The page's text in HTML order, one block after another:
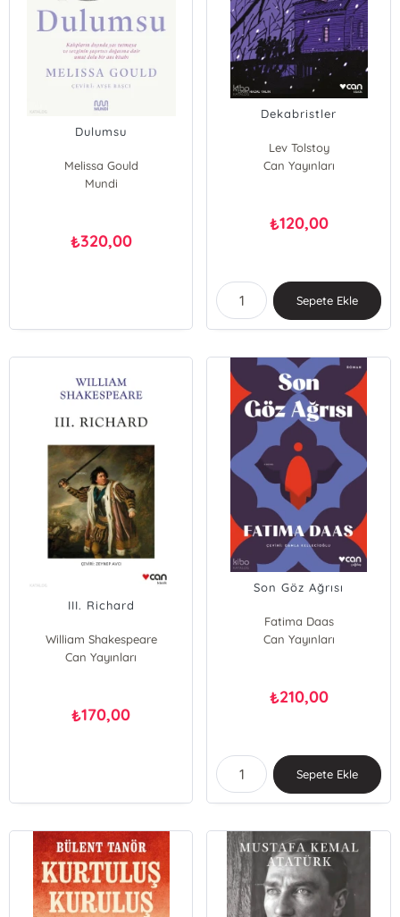
Dulumsu
Melissa Gould
Mundi
₺320,00
Dekabristler
Lev Tolstoy
Can Yayınları
₺120,00
Sepete Ekle
III. Richard
William Shakespeare
Can Yayınları
₺170,00
Son Göz Ağrısı
Fatima Daas
Can Yayınları
₺210,00
Sepete Ekle